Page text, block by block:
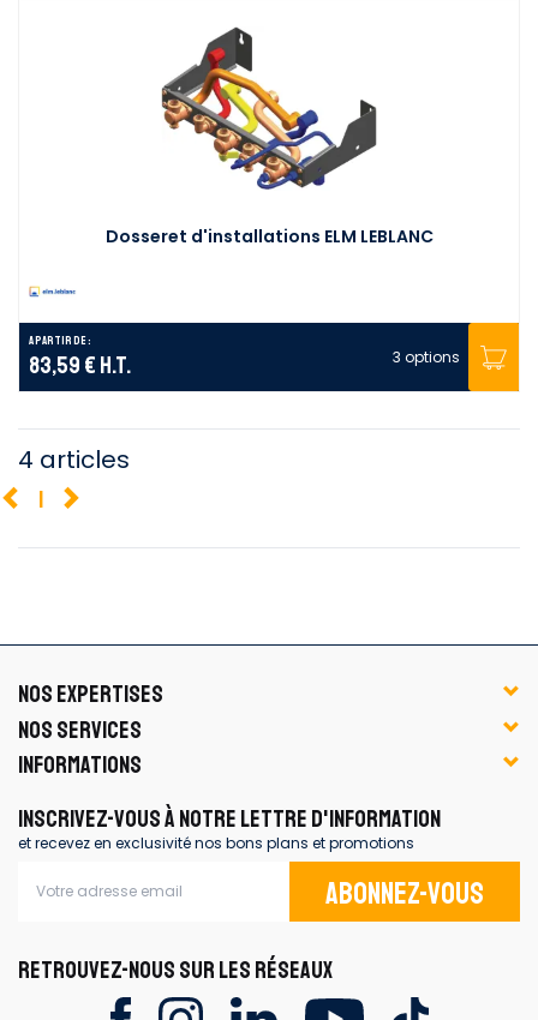
Dosseret d'installations ELM LEBLANC
A partir de :
83,59 € H.T. 3 options
4 articles
1
NOS EXPERTISES
NOS SERVICES
INFORMATIONS
INSCRIVEZ-VOUS À NOTRE LETTRE D'INFORMATION
et recevez en exclusivité nos bons plans et promotions
Abonnez-vous
RETROUVEZ-NOUS SUR LES RÉSEAUX